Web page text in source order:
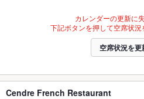
カレンダーの更新に
下記ボタンを押して空席状況
空席状況を更
Cendre French Restaurant